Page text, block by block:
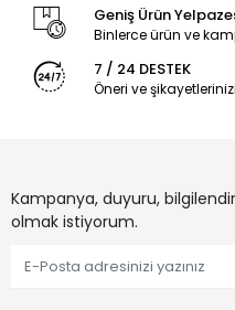
Geniş Ürün
Binlerce ürün ve
7 / 24 DESTEK
Öneri ve
Kampanya, duyuru,
olmak istiyorum.